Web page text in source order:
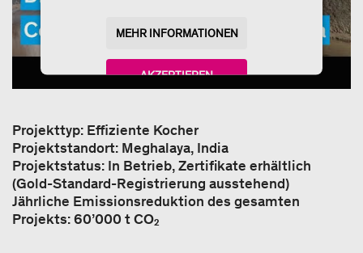
MEHR INFORMATIONEN
AKZEPTIEREN
Projekttyp: Effiziente Kocher
Projektstandort: Meghalaya, India
Projektstatus: In Betrieb, Zertifikate erhältlich
(Gold-Standard-Registrierung ausstehend)
Jährliche Emissionsreduktion des gesamten
Projekts: 60’000 t CO₂